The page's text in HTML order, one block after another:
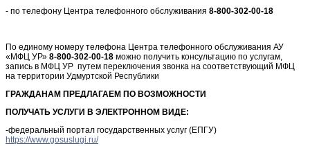
- по телефону Центра телефонного обслуживания 8-800-302-00-18
По единому номеру телефона Центра телефонного обслуживания АУ
«МФЦ УР» 8-800-302-00-18 можно получить консультацию по услугам,
запись в МФЦ УР путем переключения звонка на соответствующий МФЦ
на территории Удмуртской Республики
ГРАЖДАНАМ ПРЕДЛАГАЕМ ПО ВОЗМОЖНОСТИ
ПОЛУЧАТЬ УСЛУГИ В ЭЛЕКТРОННОМ ВИДЕ:
-федеральный портал государственных услуг (ЕПГУ)
https://www.gosuslugi.ru/